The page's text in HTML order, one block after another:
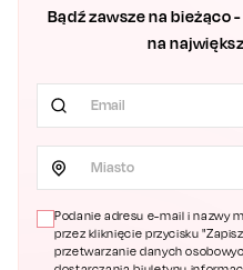
Bądź zawsze na bieżąco
na
Miasto
Podanie adresu e-mail i nazwy
przez kliknięcie przycisku
przetwarzanie danych